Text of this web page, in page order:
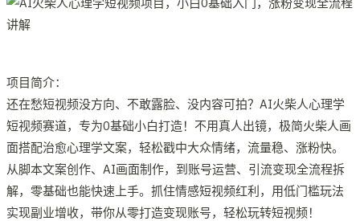
项目简介：
还在愁短视频没方向、不敢露脸、没内容可拍？AI火柴人心理学
短视频赛道，专为0基础小白打造！不用真人出镜，极简火柴人画
面搭配治愈心理学文案，轻松戳中大众情绪，流量稳、涨粉快。
从脚本文案创作、AI画面制作，到账号运营、引流变现全流程拆
解，零基础也能快速上手。抓住情感短视频红利，用低门槛玩法
实现副业增收，带你从零打造变现账号，轻松玩转短视频！